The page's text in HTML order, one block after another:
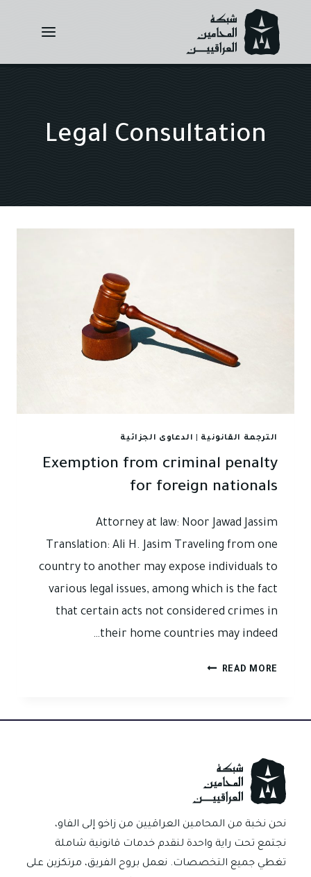
content
Legal Consultation
الترجمة القانونية الدعاوى الجزائية
Exemption from criminal penalty
for foreign nationals
Attorney at law: Noor Jawad Jassim
Translation: Ali H. Jasim Traveling from one
country to another may expose individuals to
various legal issues, among which is the fact
that certain acts not considered crimes in
their home countries may indeed…
READ MORE
EXEMPTION
PENALTY
NATIONALS
نحن نخبة من المحامين العراقيين من زاخو إلى الفاو،
نجتمع تحت راية واحدة لنقدم خدمات قانونية شاملة
تغطي جميع التخصصات. نعمل بروح الفريق، مرتكزين على